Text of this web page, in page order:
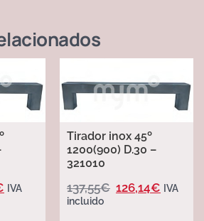
IVA
Tirador inox 45º
1200(900) D.30 –
321010
137,55€ 126,14€ IVA
incluido